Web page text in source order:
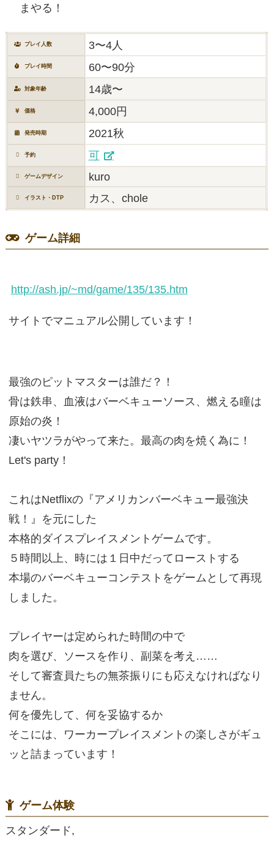
まやる！
プレイ人数 3〜4人
プレイ時間 60〜90分
対象年齢 14歳〜
価格 4,000円
発売時期 2021秋
予約 可
ゲームデザイン kuro
イラスト・DTP カス、chole
ゲーム詳細
http://ash.jp/~md/game/135/135.htm
サイトでマニュアル公開しています！
最強のピットマスターは誰だ？！
骨は鉄串、血液はバーベキューソース、燃える瞳は
原始の炎！
凄いヤツラがやって来た。最高の肉を焼く為に！
Let's party！
これはNetflixの『アメリカンバーベキュー最強決
戦！』を元にした
本格的ダイスプレイスメントゲームです。
５時間以上、時には１日中だってローストする
本場のバーベキューコンテストをゲームとして再現
しました。
プレイヤーは定められた時間の中で
肉を選び、ソースを作り、副菜を考え……
そして審査員たちの無茶振りにも応えなければなり
ません。
何を優先して、何を妥協するか
そこには、ワーカープレイスメントの楽しさがギュ
ッと詰まっています！
ゲーム体験
スタンダード,